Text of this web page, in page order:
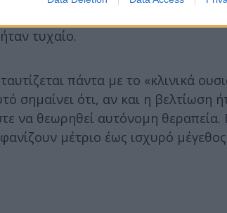
απροσεξίας σε σχέση με τους
τυχαίο.
πάντα με το «κλινικά
σημαίνει ότι, αν και η βελτίωση
να θεωρηθεί αυτόνομη θεραπεία.
μέτριο έως ισχυρό μέγεθος